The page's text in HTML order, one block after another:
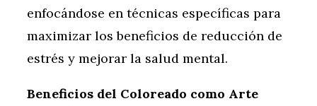
enfocándose en técnicas específicas para
maximizar los beneficios de reducción de
estrés y mejorar la salud mental.
Beneficios del Coloreado como Arte